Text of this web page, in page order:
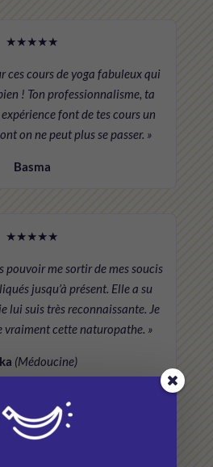
★★★★★
ces cours de yoga fabuleux qui
! Ton professionnalisme, ta
font de tes cours un
on ne peut plus se passer. »
Basma
★★★★★
pouvoir me sortir de mes soucis
jusqu’à présent. Elle a su
lui suis très reconnaissante. Je
vraiment cette naturopathe. »
(Médoucine)
★★★★★